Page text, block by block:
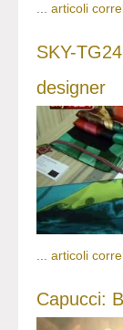
... articoli
SKY-
designer
articoli
Capucci: